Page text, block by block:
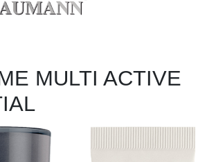
MULTI ACTIVE